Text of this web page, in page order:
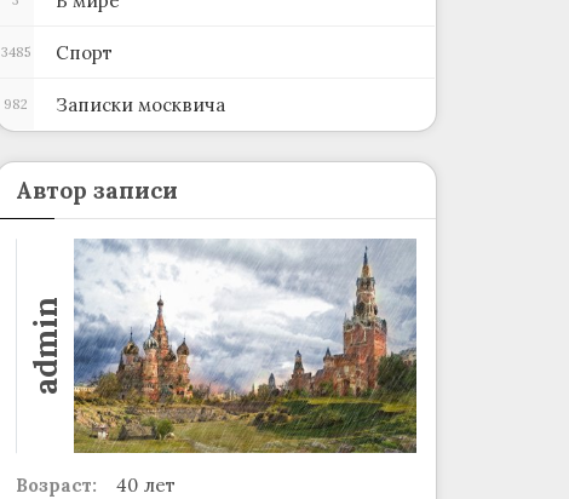
Спорт
3485
Записки москвича
982
Автор записи
admin
Возраст:
40 лет